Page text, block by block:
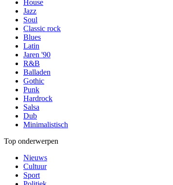
House
Jazz
Soul
Classic rock
Blues
Latin
Jaren '90
R&B
Balladen
Gothic
Punk
Hardrock
Salsa
Dub
Minimalistisch
Top onderwerpen
Nieuws
Cultuur
Sport